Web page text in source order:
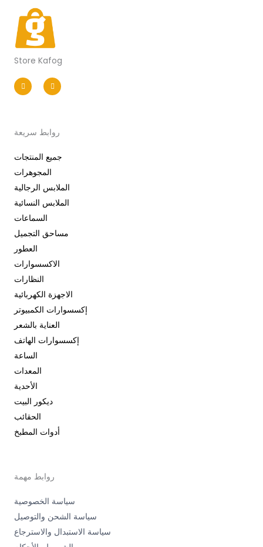
Store Kafog
n
s
t
m
a
c
e
-
f
روابط سريعة
جميع المنتجات
المجوهرات
الملابس الرجالية
الملابس النسائية
السماعات
مساحق التجميل
العطور
الاكسسوارات
النظارات
الاجهزة الكهربائية
إكسسوارات الكمبيوتر
العناية بالشعر
إكسسوارات الهاتف
الساعة
المعدات
الأحدية
ديكور البيت
الحقائب
أدوات المطبخ
روابط مهمة
سياسة الخصوصية
سياسة الشحن والتوصيل
سياسة الاستبدال والاسترجاع